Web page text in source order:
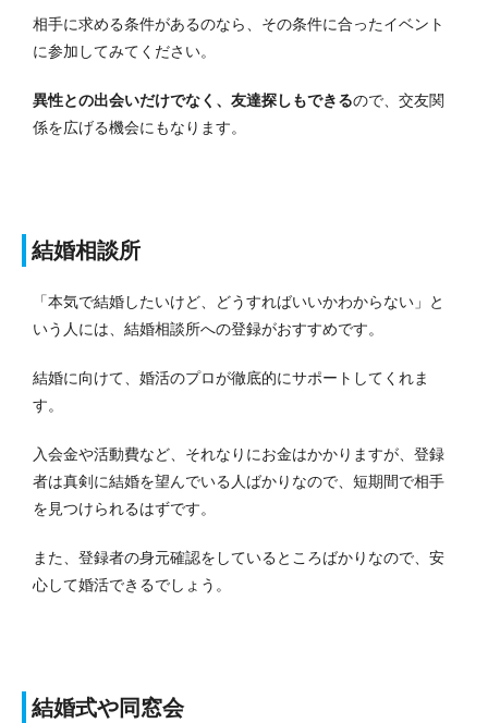
相手に求める条件があるのなら、その条件に合ったイベント
に参加してみてください。
異性との出会いだけでなく、友達探しもできるので、交友関
係を広げる機会にもなります。
結婚相談所
「本気で結婚したいけど、どうすればいいかわからない」と
いう人には、結婚相談所への登録がおすすめです。
結婚に向けて、婚活のプロが徹底的にサポートしてくれま
す。
入会金や活動費など、それなりにお金はかかりますが、登録
者は真剣に結婚を望んでいる人ばかりなので、短期間で相手
を見つけられるはずです。
また、登録者の身元確認をしているところばかりなので、安
心して婚活できるでしょう。
結婚式や同窓会